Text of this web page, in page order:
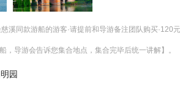
溪同款游船的游客·请提前和导游备注团队购买
，导游会告诉您集合地点，集合完毕后统一讲解】。
园